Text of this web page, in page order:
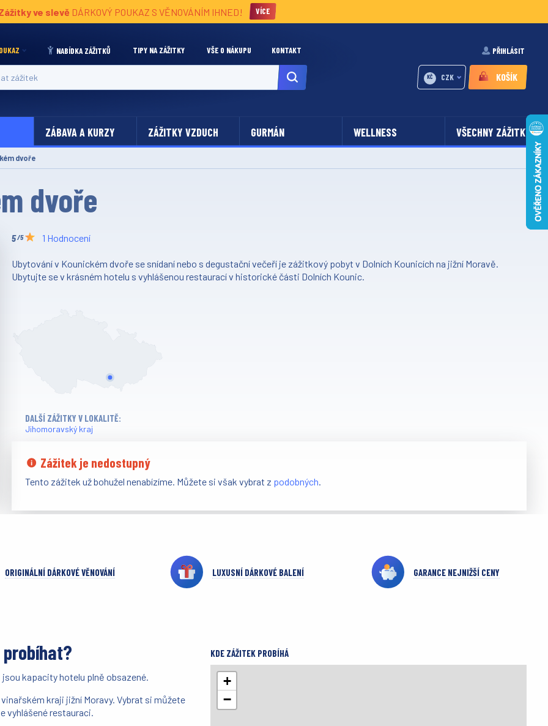
ve slevě DÁRKOVÝ POUKAZ S VĚNOVÁNÍM IHNED! VÍCE
NABÍDKA ZÁŽITKŮ TIPY NA ZÁŽITKY VŠE O NÁKUPU KONTAKT PŘIHLÁSIT
KČ CZK KOŠÍK
ZÁBAVA A KURZY ZÁŽITKY VZDUCH GURMÁN WELLNESS VŠECHNY ZÁŽITKY
dvoře
dvoře
/5 1 Hodnocení
Ubytování v Kounickém dvoře se snídaní nebo s degustační večeří je zážitkový pobyt v Dolních Kounicích na jižní Moravě.
Ubytujte se v krásném hotelu s vyhlášenou restaurací v historické části Dolních Kounic.
DALŠÍ ZÁŽITKY V LOKALITĚ:
Jihomoravský kraj
Zážitek je nedostupný
Tento zážitek už bohužel nenabízíme. Můžete si však vybrat z podobných
ORIGINÁLNÍ DÁRKOVÉ VĚNOVÁNÍ LUXUSNÍ DÁRKOVÉ BALENÍ GARANCE NEJNIŽŠÍ CENY
kapacity hotelu plně obsazené.
kraji jižní Moravy. Vybrat si můžete
vyhlášené restauraci.
KDE ZÁŽITEK PROBÍHÁ
+
−